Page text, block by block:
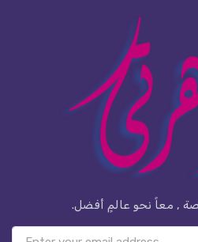
, معاً نحو عالمٍ أفضل.